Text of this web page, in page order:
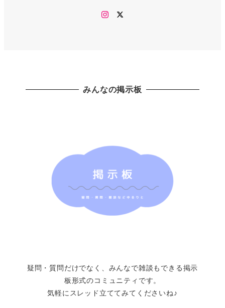
Instagram
みんなの掲示板
疑問・質問だけでなく、みんなで雑談もできる掲示
板形式のコミュニティです。
気軽にスレッド立ててみてくださいね♪